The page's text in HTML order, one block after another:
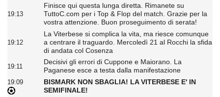
19:13
Finisce qui questa lunga diretta. Rimanete su
TuttoC.com per i Top & Flop del match. Grazie per la
vostra attenzione. Buon proseguimento di serata!
19:12
La Viterbese si complica la vita, ma riesce comunque
a centrare il traguardo. Mercoledì 21 al Rocchi la sfida
di andata col Cosenza
19:11
Decisivi gli errori di Cuppone e Maiorano. La
Paganese esce a testa dalla manifestazione
19:09
BISMARK NON SBAGLIA! LA VITERBESE E' IN
SEMIFINALE!